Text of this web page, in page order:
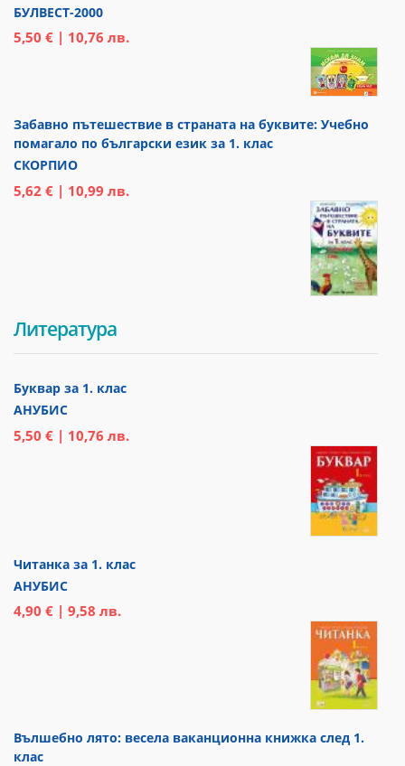
БУЛВЕСТ-2000
5,50 € | 10,76 лв.
Забавно пътешествие в страната на буквите: Учебно
помагало по български език за 1. клас
СКОРПИО
5,62 € | 10,99 лв.
Литература
Буквар за 1. клас
АНУБИС
5,50 € | 10,76 лв.
Читанка за 1. клас
АНУБИС
4,90 € | 9,58 лв.
Вълшебно лято: весела ваканционна книжка след 1.
клас